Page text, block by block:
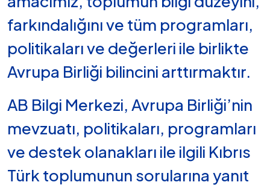
farkındalığını ve tüm programları,
politikaları ve değerleri ile birlikte
Avrupa Birliği bilincini arttırmaktır.
AB Bilgi Merkezi, Avrupa Birliği’nin
mevzuatı, politikaları, programları
ve destek olanakları ile ilgili Kıbrıs
Türk toplumunun sorularına yanıt